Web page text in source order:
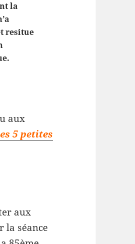
la
resitue
aux
5 petites
aux
la séance